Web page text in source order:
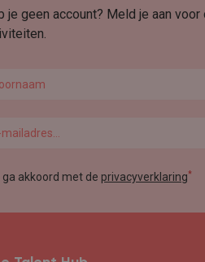
je geen account? Meld je aan
name
ga akkoord met de privacyverklaring*